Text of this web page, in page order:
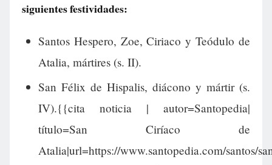
siguientes festividades:
Santos Hespero, Zoe, Ciriaco y Teódulo de
Atalia, mártires (s. II).
San Félix de Hispalis, diácono y mártir (s.
IV).{{cita noticia | autor=Santopedia|
título=San Ciríaco de
Atalia|url=https://www.santopedia.com/santos/